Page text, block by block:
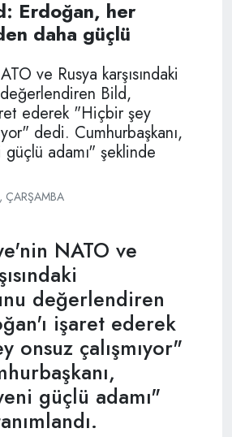
Erdoğan, her
daha güçlü
ve Rusya karşısındaki
Bild,
ederek "Hiçbir şey
dedi. Cumhurbaşkanı,
güçlü adamı" şeklinde
ÇARŞAMBA
NATO ve
değerlendiren
işaret ederek
onsuz çalışmıyor"
güçlü adamı"